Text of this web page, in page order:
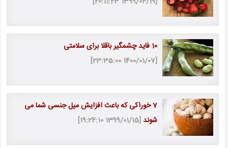
10 فاید چشمگیر باقلا برای سلامتی
[1400/01/07 23:35:00]
7 خوراکی که باعث افزایش میل جنسی شما می
شوند[1399/01/15 19:24:10]